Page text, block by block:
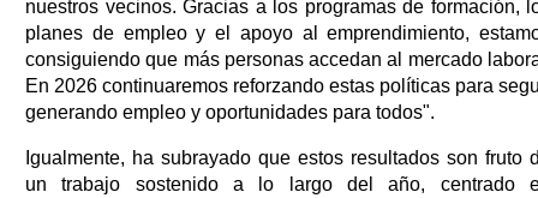
nuestros vecinos. Gracias a los programas de formación,
planes de empleo y el apoyo al emprendimiento,
consiguiendo que más personas accedan al mercado
En 2026 continuaremos reforzando estas políticas para
generando empleo y oportunidades para todos".
Igualmente, ha subrayado que estos resultados son fruto
un trabajo sostenido a lo largo del año, centrado